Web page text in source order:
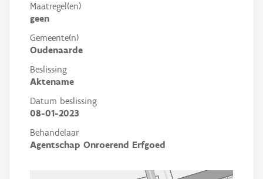
Maatregel(en)
geen
Gemeente(n)
Oudenaarde
Beslissing
Aktename
Datum beslissing
08-01-2023
Behandelaar
Agentschap Onroerend Erfgoed